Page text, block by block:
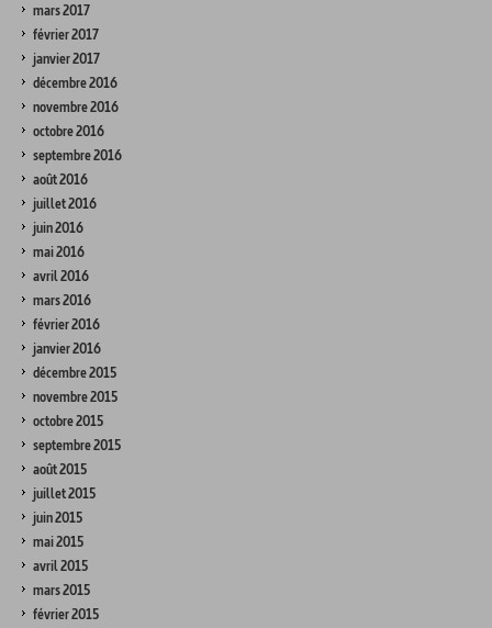
mars 2017
février 2017
janvier 2017
décembre 2016
novembre 2016
octobre 2016
septembre 2016
août 2016
juillet 2016
juin 2016
mai 2016
avril 2016
mars 2016
février 2016
janvier 2016
décembre 2015
novembre 2015
octobre 2015
septembre 2015
août 2015
juillet 2015
juin 2015
mai 2015
avril 2015
mars 2015
février 2015